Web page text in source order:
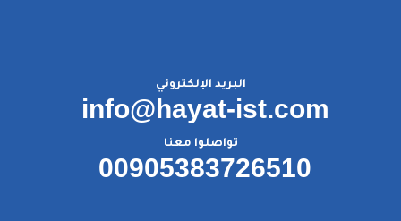
البريد الإلكتروني
info@hayat-ist.com
تواصلوا معنا
00905383726510